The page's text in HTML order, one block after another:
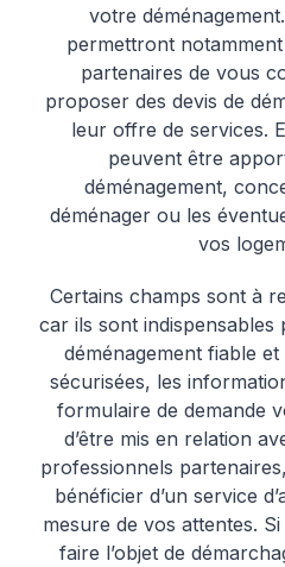
votre
permettront
partenaires de vous
proposer des devis de
leur offre de services.
peuvent être
déménagement,
déménager ou les
vos
Certains champs sont à
car ils sont
déménagement fiable
sécurisées, les
formulaire de demande
d’être mis en relation
professionnels
bénéficier d’un service
mesure de vos attentes.
faire l’objet de